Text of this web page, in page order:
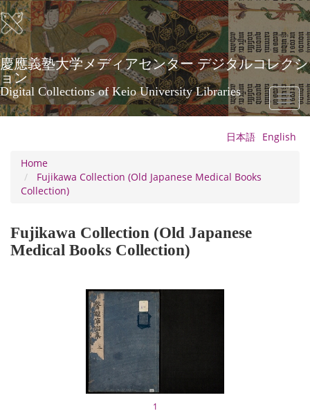
Skip
to
main
content
慶應義塾大学メディアセンター デジタルコレクシ
ョン
Digital Collections of Keio University Libraries
Toggle
日本語 English
Home
Fujikawa Collection (Old Japanese Medical Books
Collection)
Fujikawa Collection (Old Japanese
Medical Books Collection)
1